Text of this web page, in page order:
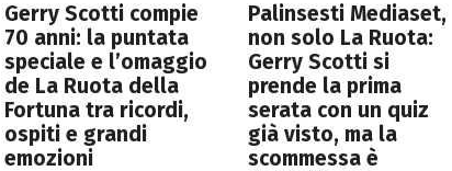
Gerry Scotti compie
70 anni: la puntata
speciale e l’omaggio
de La Ruota della
Fortuna tra ricordi,
ospiti e grandi
emozioni
Palinsesti Mediaset,
non solo La Ruota:
Gerry Scotti si
prende la prima
serata con un quiz
già visto, ma la
scommessa è